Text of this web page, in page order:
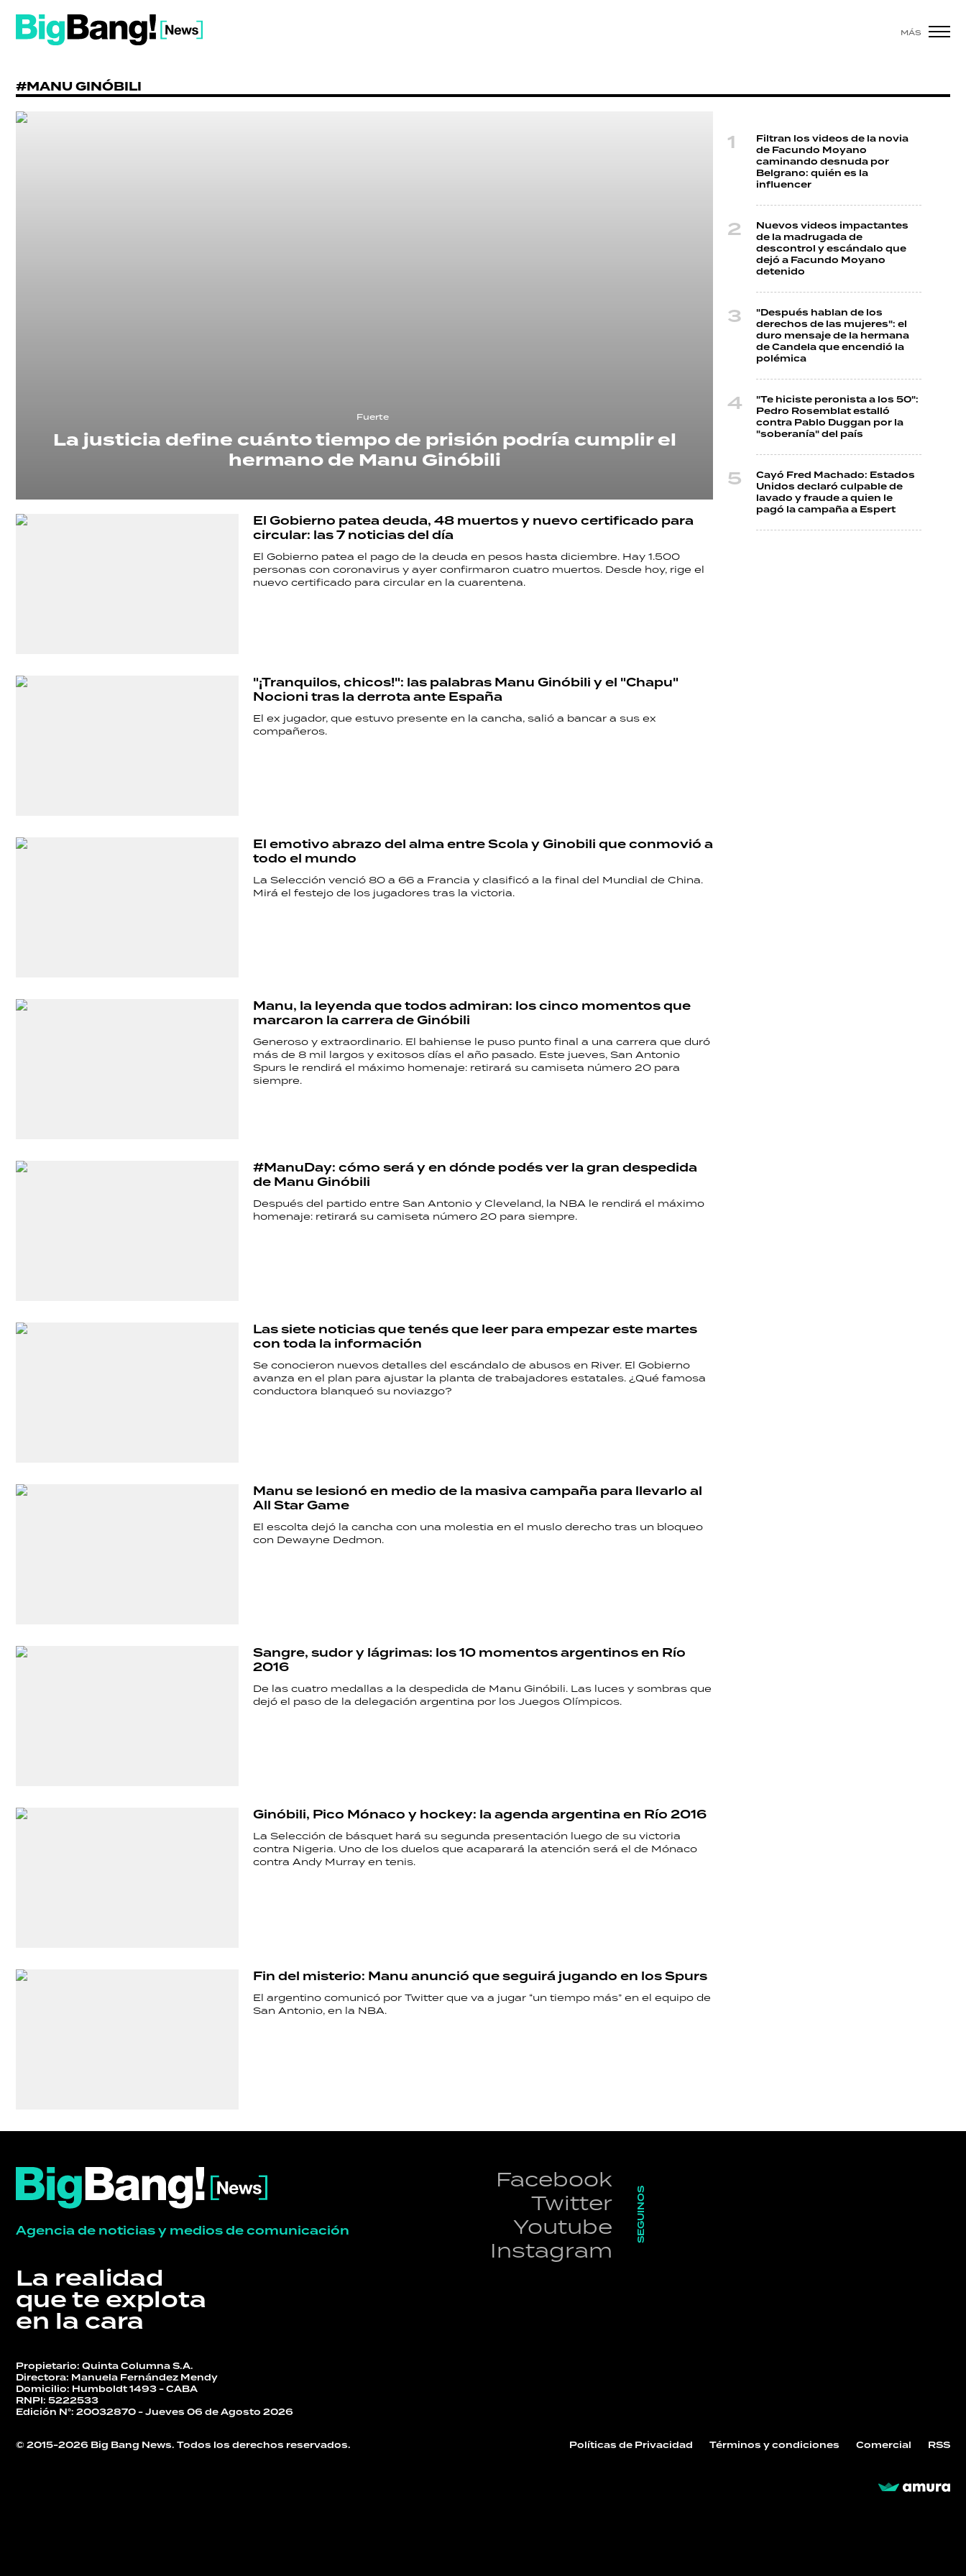
MÁS
#MANU GINÓBILI
Fuerte
La justicia define cuánto tiempo de prisión podría cumplir el
hermano de Manu Ginóbili
El Gobierno patea deuda, 48 muertos y nuevo certificado para
circular: las 7 noticias del día
El Gobierno patea el pago de la deuda en pesos hasta diciembre. Hay 1.500
personas con coronavirus y ayer confirmaron cuatro muertos. Desde hoy, rige el
nuevo certificado para circular en la cuarentena.
"¡Tranquilos, chicos!": las palabras Manu Ginóbili y el "Chapu"
Nocioni tras la derrota ante España
El ex jugador, que estuvo presente en la cancha, salió a bancar a sus ex
compañeros.
El emotivo abrazo del alma entre Scola y Ginobili que conmovió a
todo el mundo
La Selección venció 80 a 66 a Francia y clasificó a la final del Mundial de China.
Mirá el festejo de los jugadores tras la victoria.
Manu, la leyenda que todos admiran: los cinco momentos que
marcaron la carrera de Ginóbili
Generoso y extraordinario. El bahiense le puso punto final a una carrera que duró
más de 8 mil largos y exitosos días el año pasado. Este jueves, San Antonio
Spurs le rendirá el máximo homenaje: retirará su camiseta número 20 para
siempre.
#ManuDay: cómo será y en dónde podés ver la gran despedida
de Manu Ginóbili
Después del partido entre San Antonio y Cleveland, la NBA le rendirá el máximo
homenaje: retirará su camiseta número 20 para siempre.
Las siete noticias que tenés que leer para empezar este martes
con toda la información
Se conocieron nuevos detalles del escándalo de abusos en River. El Gobierno
avanza en el plan para ajustar la planta de trabajadores estatales. ¿Qué famosa
conductora blanqueó su noviazgo?
Manu se lesionó en medio de la masiva campaña para llevarlo al
All Star Game
El escolta dejó la cancha con una molestia en el muslo derecho tras un bloqueo
con Dewayne Dedmon.
Sangre, sudor y lágrimas: los 10 momentos argentinos en Río
2016
De las cuatro medallas a la despedida de Manu Ginóbili. Las luces y sombras que
dejó el paso de la delegación argentina por los Juegos Olímpicos.
Ginóbili, Pico Mónaco y hockey: la agenda argentina en Río 2016
La Selección de básquet hará su segunda presentación luego de su victoria
contra Nigeria. Uno de los duelos que acaparará la atención será el de Mónaco
contra Andy Murray en tenis.
Fin del misterio: Manu anunció que seguirá jugando en los Spurs
El argentino comunicó por Twitter que va a jugar “un tiempo más” en el equipo de
San Antonio, en la NBA.
Filtran los videos de la novia
de Facundo Moyano
caminando desnuda por
Belgrano: quién es la
influencer
Nuevos videos impactantes
de la madrugada de
descontrol y escándalo que
dejó a Facundo Moyano
detenido
"Después hablan de los
derechos de las mujeres": el
duro mensaje de la hermana
de Candela que encendió la
polémica
"Te hiciste peronista a los 50":
Pedro Rosemblat estalló
contra Pablo Duggan por la
"soberanía" del país
Cayó Fred Machado: Estados
Unidos declaró culpable de
lavado y fraude a quien le
pagó la campaña a Espert
Agencia de noticias y medios de comunicación
La realidad
que te explota
en la cara
Facebook
Twitter
Youtube
Instagram
SEGUINOS
Propietario: Quinta Columna S.A.
Directora: Manuela Fernández Mendy
Domicilio: Humboldt 1493 - CABA
RNPI: 5222533
Edición N°: 20032870 - Jueves 06 de Agosto 2026
© 2015-2026 Big Bang News. Todos los derechos reservados. Políticas de Privacidad Términos y condiciones Comercial RSS
ACTUALIDAD
GRAN
DEPORTES
TECNOLOGÍA
RECETAS
Seguinos